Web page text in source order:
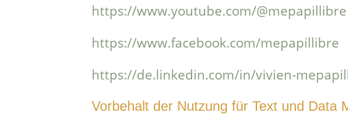
https://www.youtube.com/@mepapillibre
https://www.facebook.com/mepapillibre
https://de.linkedin.com/in/vivien-
Vorbehalt der Nutzung für Text und Data